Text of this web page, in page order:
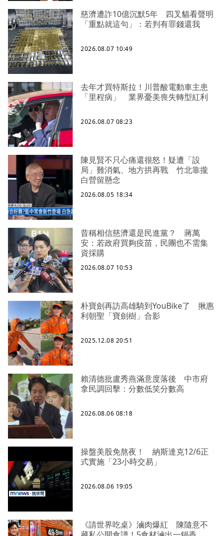
慈濟遭詐10億沉默5年 四叉貓看聲明
「重點就這句」：若判有罪錢還我
2026.08.07 10:49
去年才買特斯拉！川普酸電動車主患
「里程病」 業界憂美喪失轉型紅利
2026.08.07 08:23
陳見賢不只心痛還很怒！疑遭「設
局」難消氣、地方拱再戰 竹北靠攏
白營留懸念
2026.08.05 18:34
昔稱相信慈濟還是民進黨？ 蔣萬
安：若政府買夠疫苗，民團也不需集
資採購
2026.08.07 10:53
朴寶劍再訪高雄騎到YouBike了 揪惠
利朝聖「寶劍樹」合影
2025.12.08 20:51
賴清德批盧秀燕滿意度落後 中市府
拿民調回擊：分數低笑分數高
2026.08.06 08:18
操盤美股免熬夜！ 納斯達克12/6正
式實施「23小時交易」
2026.08.06 19:05
《請世界吃桌》滷肉爆紅 陳隨意不